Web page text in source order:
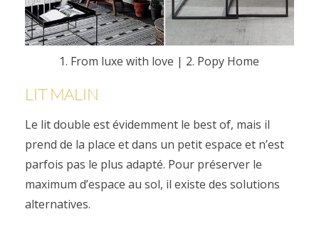
1. From luxe with love | 2. Popy Home
LIT MALIN
Le lit double est évidemment le best of, mais il
prend de la place et dans un petit espace et n’est
parfois pas le plus adapté. Pour préserver le
maximum d’espace au sol, il existe des solutions
alternatives.